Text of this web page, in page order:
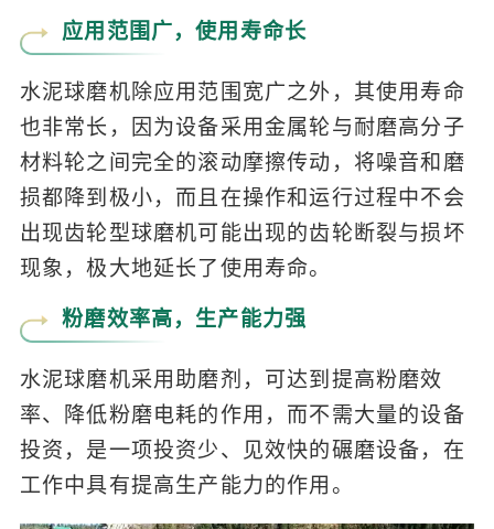
应用范围广，使用寿命长
水泥球磨机除应用范围宽广之外，其使用寿命
也非常长，因为设备采用金属轮与耐磨高分子
材料轮之间完全的滚动摩擦传动，将噪音和磨
损都降到极小，而且在操作和运行过程中不会
出现齿轮型球磨机可能出现的齿轮断裂与损坏
现象，极大地延长了使用寿命。
粉磨效率高，生产能力强
水泥球磨机采用助磨剂，可达到提高粉磨效
率、降低粉磨电耗的作用，而不需大量的设备
投资，是一项投资少、见效快的碾磨设备，在
工作中具有提高生产能力的作用。